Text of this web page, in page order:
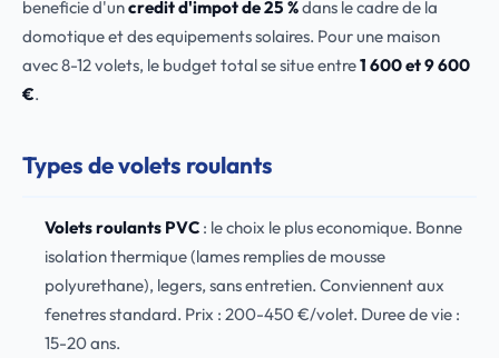
beneficie d'uncredit d'impot de 25 %dans le cadre de la
domotique et des equipements solaires. Pour une maison
avec 8-12 volets, le budget total se situe entre1 600 et 9 600
€.
Types de volets roulants
Volets roulants PVC: le choix le plus economique. Bonne
isolation thermique (lames remplies de mousse
polyurethane), legers, sans entretien. Conviennent aux
fenetres standard. Prix : 200-450 €/volet. Duree de vie :
15-20 ans.